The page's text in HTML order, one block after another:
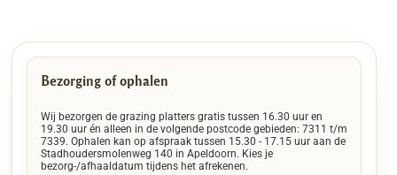
Bezorging of ophalen
Wij bezorgen de grazing platters gratis tussen 16.30 uur en
19.30 uur én alleen in de volgende postcode gebieden: 7311 t/m
7339. Ophalen kan op afspraak tussen 15.30 - 17.15 uur aan de
Stadhoudersmolenweg 140 in Apeldoorn. Kies je
bezorg-/afhaaldatum tijdens het afrekenen.